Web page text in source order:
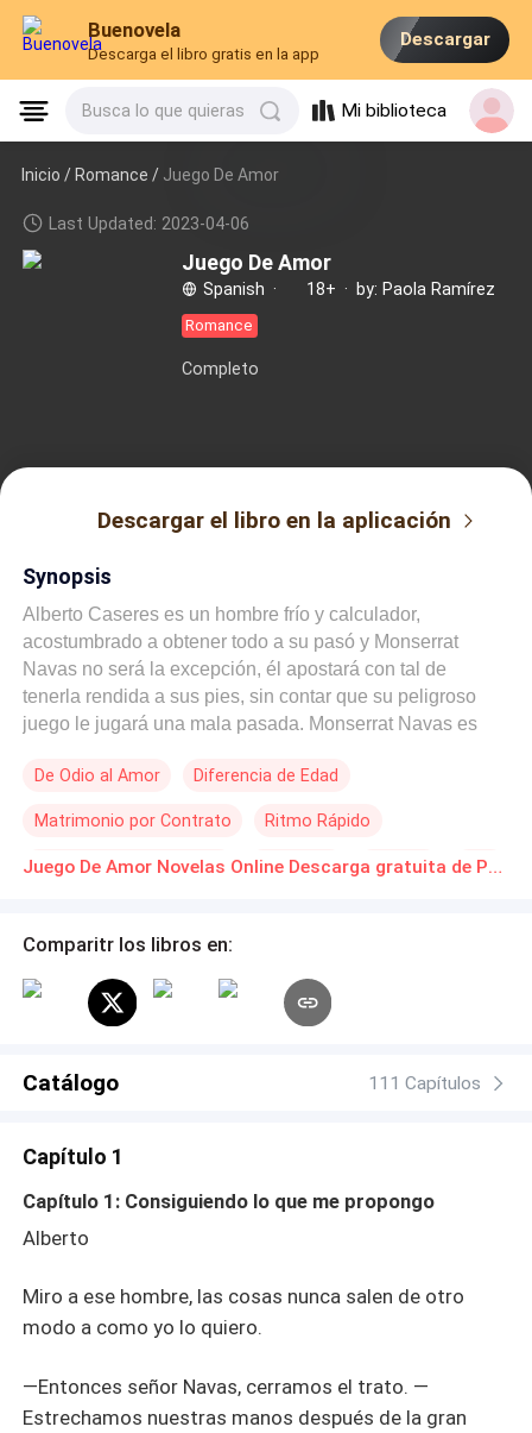
Buenovela
Descarga el libro gratis en la app
Descargar
Busca lo que quieras Mi biblioteca
Inicio /Romance / Juego De Amor
Last Updated: 2023-04-06
Juego De Amor
Spanish · 18+ · by: Paola Ramírez
Romance
Completo
Descargar el libro en la aplicación
Synopsis
Alberto Caseres es un hombre frío y calculador,
acostumbrado a obtener todo a su pasó y Monserrat
Navas no será la excepción, él apostará con tal de
tenerla rendida a sus pies, sin contar que su peligroso
juego le jugará una mala pasada. Monserrat Navas es
su familia, ella tendrá que seguir el juego al cual le ha
amor?, ¿Perdonarías el amor de tu vida, al saber que fue
por una apuesta de juego?
De Odio al Amor Diferencia de Edad
Matrimonio por Contrato Ritmo Rápido
POV en primera persona Mujeriego Rebelde CEOJuego De Amor Novelas Online Descarga gratuita de PDF
Comparitr los libros en:
Catálogo 111 Capítulos
Capítulo 1
Capítulo 1: Consiguiendo lo que me propongo
Alberto
Miro a ese hombre, las cosas nunca salen de otro
modo a como yo lo quiero.
—Entonces señor Navas, cerramos el trato. —
Estrechamos nuestras manos después de la gran